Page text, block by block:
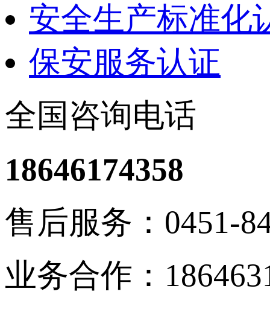
安全生产标准化
保安服务认证
全国咨询电话
18646174358
售后服务：0451-
业务合作：